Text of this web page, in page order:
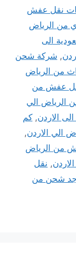
نقل عفش
من الرياض
الى
, شركة شحن
من الرياض
عفش من
الي
الاردن, كم
الي الاردن,
من الرياض
, نقل
شحن من